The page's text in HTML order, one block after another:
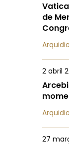
de
2 abril
27